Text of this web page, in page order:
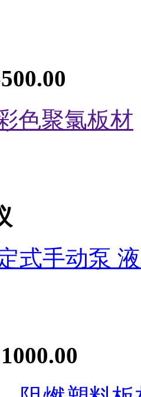
色聚氯板材
式手动泵